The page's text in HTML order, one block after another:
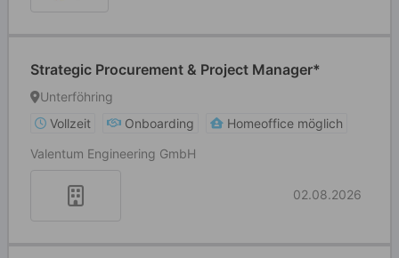
Strategic Procurement & Project Manager*
Unterföhring
Vollzeit
Onboarding
Homeoffice möglich
Valentum Engineering GmbH
02.08.2026